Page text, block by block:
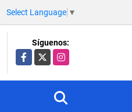
Select Language ▼
Síguenos:
Facebook
X Instagram